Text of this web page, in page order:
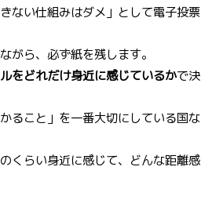
ない仕組みはダメ」として電子投票
がら、必ず紙を残します。
をどれだけ身近に感じているかで決
ること」を一番大切にしている国な
くらい身近に感じて、どんな距離感